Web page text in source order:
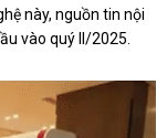
này, nguồn tin nội
vào quý II/2025.